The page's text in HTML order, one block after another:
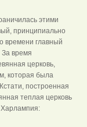
этими
принципиально
времени главный
За время
церковь,
которая была
построенная
теплая церковь
Харлампия: